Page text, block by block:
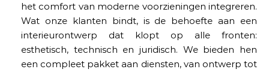
het comfort van moderne voorzieningen integreren.
Wat onze klanten bindt, is de behoefte aan een
interieurontwerp dat klopt op alle fronten:
esthetisch, technisch en juridisch. We bieden hen
een compleet pakket aan diensten, van ontwerp tot